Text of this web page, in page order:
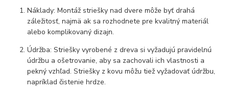
Náklady: Montáž striešky nad dvere môže byť drahá
záležitosť, najmä ak sa rozhodnete pre kvalitný materiál
alebo komplikovaný dizajn.
Údržba: Striešky vyrobené z dreva si vyžadujú pravidelnú
údržbu a ošetrovanie, aby sa zachovali ich vlastnosti a
pekný vzhľad. Striešky z kovu môžu tiež vyžadovať údržbu,
napríklad čistenie hrdze.